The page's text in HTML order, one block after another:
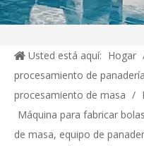
Usted está aquí: Hogar
procesamiento de
procesamiento de masa /
Máquina para fabricar
de masa, equipo de